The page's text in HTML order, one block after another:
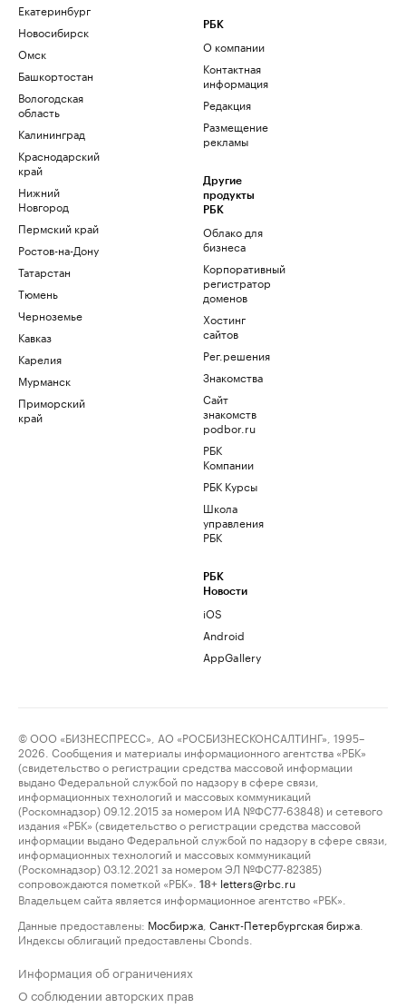
Екатеринбург
Новосибирск
Омск
Башкортостан
Вологодская
область
Калининград
Краснодарский
край
Нижний
Новгород
Пермский край
Ростов-на-Дону
Татарстан
Тюмень
Черноземье
Кавказ
Карелия
Мурманск
Приморский
край
РБК
О компании
Контактная
информация
Редакция
Размещение
рекламы
Другие
продукты
РБК
Облако для
бизнеса
Корпоративный
регистратор
доменов
Хостинг
сайтов
Рег.решения
Знакомства
Сайт
знакомств
podbor.ru
РБК
Компании
РБК Курсы
Школа
управления
РБК
РБК
Новости
iOS
Android
AppGallery
© ООО «БИЗНЕСПРЕСС», АО «РОСБИЗНЕСКОНСАЛТИНГ», 1995–
2026. Сообщения и материалы информационного агентства «РБК»
(свидетельство о регистрации средства массовой информации
выдано Федеральной службой по надзору в сфере связи,
информационных технологий и массовых коммуникаций
(Роскомнадзор) 09.12.2015 за номером ИА №ФС77-63848) и сетевого
издания «РБК» (свидетельство о регистрации средства массовой
информации выдано Федеральной службой по надзору в сфере связи,
информационных технологий и массовых коммуникаций
(Роскомнадзор) 03.12.2021 за номером ЭЛ №ФС77-82385)
сопровождаются пометкой «РБК».
18+ letters@rbc.ru
Владельцем сайта является информационное агентство «РБК».
Данные предоставлены: Мосбиржа Санкт-Петербургская биржа
Индексы облигаций предоставлены Cbonds.
Информация об ограничениях
О соблюдении авторских прав